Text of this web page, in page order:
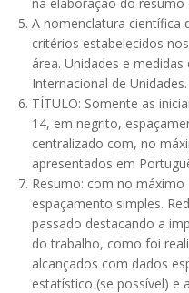
A nomenclatura científica
critérios estabelecidos
área. Unidades e
Internacional de Unidades.
TÍTULO: Somente as
14, em negrito,
centralizado com, no
apresentados em
Resumo: com no
espaçamento simples.
passado destacando a
do trabalho, como foi
alcançados com dados
estatístico (se possível) e